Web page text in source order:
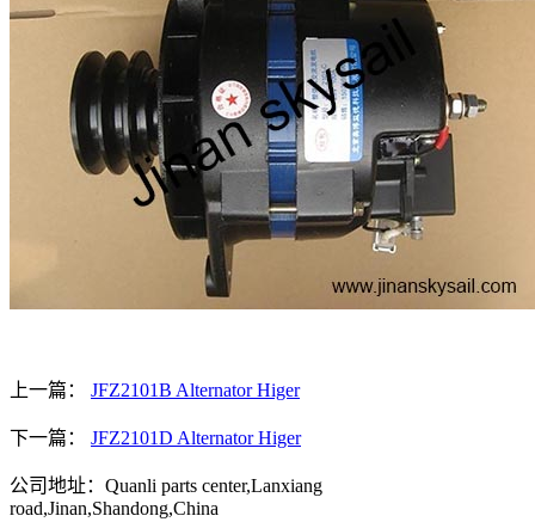
上一篇： JFZ2101B Alternator Higer
下一篇： JFZ2101D Alternator Higer
公司地址：Quanli parts center,Lanxiang
road,Jinan,Shandong,China